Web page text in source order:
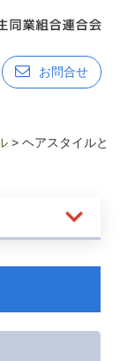
お問合せ
>ヘアスタイルと